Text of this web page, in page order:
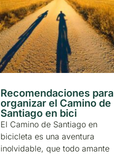
Recomendaciones para
organizar el Camino de
Santiago en bici
El Camino de Santiago en
bicicleta es una aventura
inolvidable, que todo amante